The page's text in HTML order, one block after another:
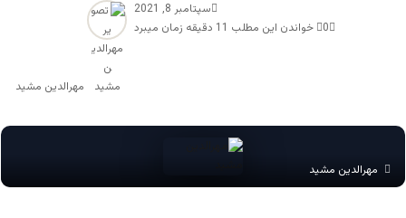
مهرالدین مشید
سپتامبر 8, 2021
0
خواندن این مطلب 11 دقیقه زمان میبرد
مهرالدین مشید